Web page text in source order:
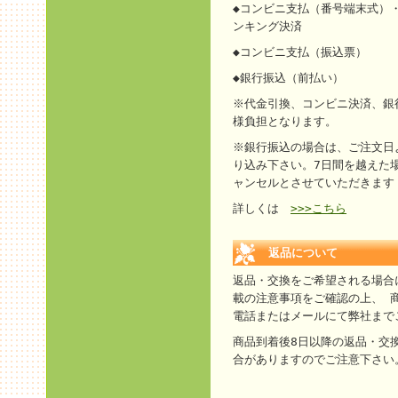
◆コンビニ支払（番号端末式）
ンキング決済
◆コンビニ支払（振込票）
◆銀行振込（前払い）
※代金引換、コンビニ決済、銀
様負担となります。
※銀行振込の場合は、ご注文
り込み下さい。7日間を越えた
ャンセルとさせていただきます
詳しくは >>>こちら
返品について
返品・交換をご希望される場
載の注意事項をご確認の上、
電話またはメールにて弊社ま
商品到着後8日以降の返品・交
合がありますのでご注意下さい